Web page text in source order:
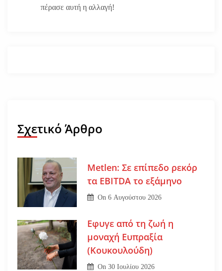
πέρασε αυτή η αλλαγή!
Σχετικό Άρθρο
Metlen: Σε επίπεδο ρεκόρ
τα EBITDA το εξάμηνο
On6 Αυγούστου 2026
Εφυγε από τη ζωή η
μοναχή Ευπραξία
(Κουκουλούδη)
On30 Ιουλίου 2026